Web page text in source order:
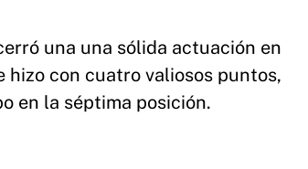
una una sólida actuación en
hizo con cuatro valiosos puntos,
en la séptima posición.